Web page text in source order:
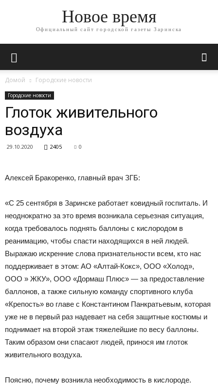
Новое время
Официальный сайт городской газеты Заринска
Домой Городские новости
Городские новости
Глоток живительного
воздуха
29.10.2020 2405 0
Алексей Бракоренко, главный врач ЗГБ:
«С 25 сентября в Заринске работает ковидный госпиталь. И
неоднократно за это время возникала серьезная ситуация,
когда требовалось поднять баллоны с кислородом в
реанимацию, чтобы спасти находящихся в ней людей.
Выражаю искренние слова признательности всем, кто нас
поддерживает в этом: АО «Алтай-Кокс», ООО «Холод»,
ООО » ЖКУ», ООО «Дормаш Плюс» — за предоставление
баллонов, а также сильную команду спортивного клуба
«Крепость» во главе с Константином Панкратьевым, которая
уже не в первый раз надевает на себя защитные костюмы и
поднимает на второй этаж тяжелейшие по весу баллоны.
Таким образом они спасают людей, принося им глоток
живительного воздуха.
Поясню, почему возникла необходимость в кислороде.